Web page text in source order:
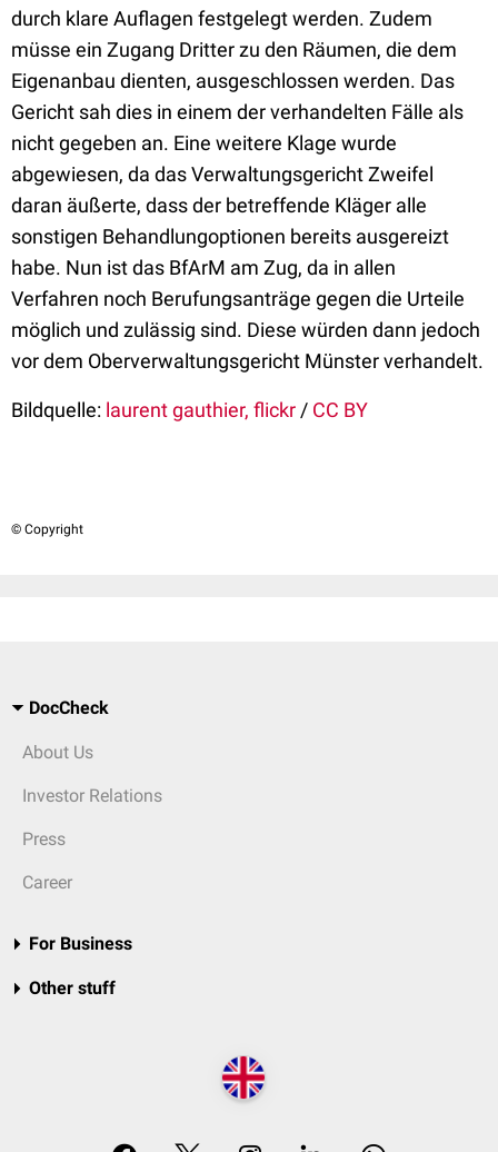
durch klare Auflagen festgelegt werden. Zudem
müsse ein Zugang Dritter zu den Räumen, die dem
Eigenanbau dienten, ausgeschlossen werden. Das
Gericht sah dies in einem der verhandelten Fälle als
nicht gegeben an. Eine weitere Klage wurde
abgewiesen, da das Verwaltungsgericht Zweifel
daran äußerte, dass der betreffende Kläger alle
sonstigen Behandlungoptionen bereits ausgereizt
habe. Nun ist das BfArM am Zug, da in allen
Verfahren noch Berufungsanträge gegen die Urteile
möglich und zulässig sind. Diese würden dann jedoch
vor dem Oberverwaltungsgericht Münster verhandelt.
Bildquelle: laurent gauthier, flickr / CC BY
© Copyright
DocCheck
About Us
Investor Relations
Press
Career
For Business
Other stuff